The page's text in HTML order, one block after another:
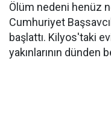
Ölüm nedeni henüz
Cumhuriyet
başlattı. Kilyos'taki
yakınlarının dünden